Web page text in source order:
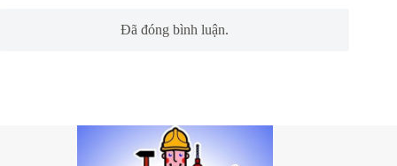
Đã đóng bình luận.